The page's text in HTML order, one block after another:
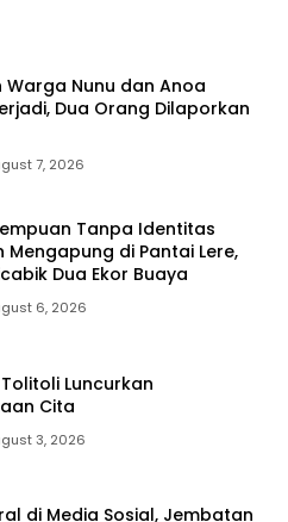
Warga Nunu dan Anoa
Dua Orang Dilaporkan
7, 2026
Tanpa Identitas
Mengapung di Pantai Lere,
Dua Ekor Buaya
6, 2026
Tolitoli Luncurkan
Cita
3, 2026
di Media Sosial, Jembatan